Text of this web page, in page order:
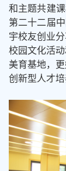
和主题共建
第二十二届
宇校友创业
校园文化活
美育基地，
创新型人才培